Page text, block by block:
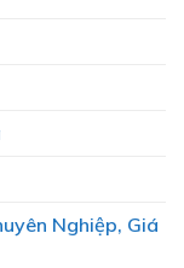
Nghiệp, Giá